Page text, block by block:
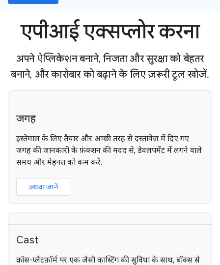
एपीआई एक्सप्लोर करना
अपने ऐप्लिकेशन बनाने, निजता और सुरक्षा को बेहतर
बनाने, और कारोबार को बढ़ाने के लिए ज़रूरी टूल खोजें.
जगह
इस्तेमाल के लिए तैयार और अच्छी तरह से दस्तावेज़ में दिए गए
जगह की जानकारी के फ़ंक्शन की मदद से, डेवलपमेंट में लगने वाले
समय और मेहनत को कम करें.
ज़्यादा जानें
Cast
क्रॉस-प्लैटफ़ॉर्म पर एक जैसी कास्टिंग की सुविधा के साथ, बॉक्स से